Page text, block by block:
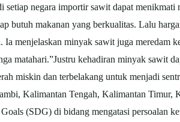
negara importir sawit dapat menikmati
butuh makanan yang berkualitas. Lalu
menjelaskan minyak sawit juga meredam
matahari.”Justru kehadiran minyak sawit
miskin dan terbelakang untuk menjadi
Kalimantan Tengah, Kalimantan Timur,
(SDG) di bidang mengatasi persoalan